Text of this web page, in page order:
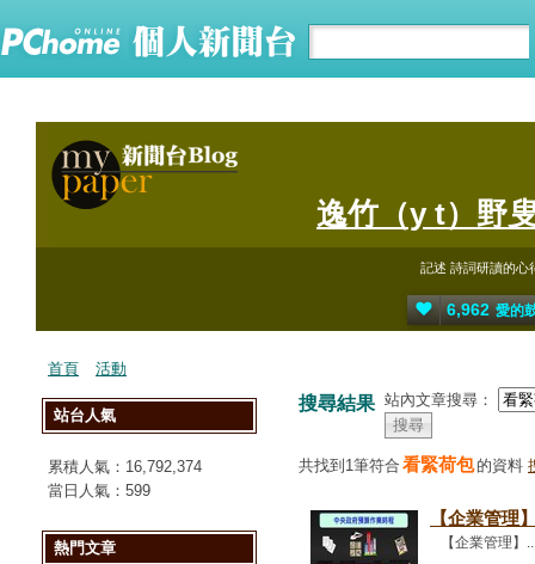
逸竹（y t）野
記述 詩詞研讀的心
6,962 愛的
首頁 活動
搜尋結果 站內文章搜尋：
共找到1筆符合 看緊荷包 的資料
【企業管理
【企業管理】
站台人氣
累積人氣： 16,792,374
當日人氣： 599
熱門文章